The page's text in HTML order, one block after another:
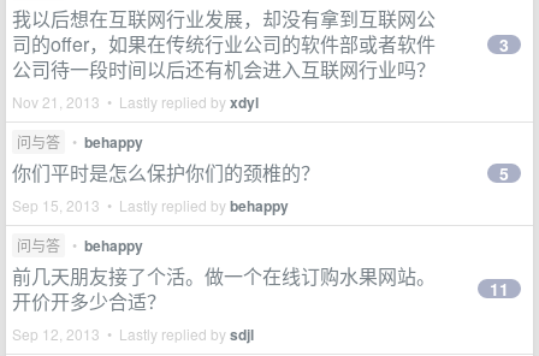
我以后想在互联网行业发展，却没有拿到互联网公
司的offer，如果在传统行业公司的软件部或者软件
公司待一段时间以后还有机会进入互联网行业吗？
Nov 21, 2013 • Lastly replied byxdyl
3
问与答 • behappy
你们平时是怎么保护你们的颈椎的？
Sep 15, 2013 • Lastly replied bybehappy
5
问与答 • behappy
前几天朋友接了个活。做一个在线订购水果网站。
开价开多少合适？
Sep 12, 2013 • Lastly replied bysdjl
11